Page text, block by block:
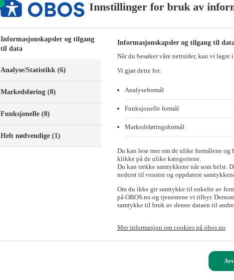
Innstillinger for bruk av
Informasjonskapsler og tilgang
til data
Analyse/Statistikk (6)
Markedsføring (8)
Funksjonelle (8)
Helt nødvendige (1)
Informasjonskapsler og tilgang til
Når du besøker våre nettsider, kan vi
Vi gjør dette for:
Analyseformål
Funksjonelle formål
Markedsføringsformål
Du kan lese mer om de ulike formålene
klikke på de ulike kategoriene.
Du kan trekke samtykkene når som helst.
nederst til venstre og oppdatere
Om du ikke gir samtykke til enkelte av
på OBOS.no og tjenestene vi tilbyr.
samtykke til bruk av denne dataen til
Mer informasjon om cookies på obos.no